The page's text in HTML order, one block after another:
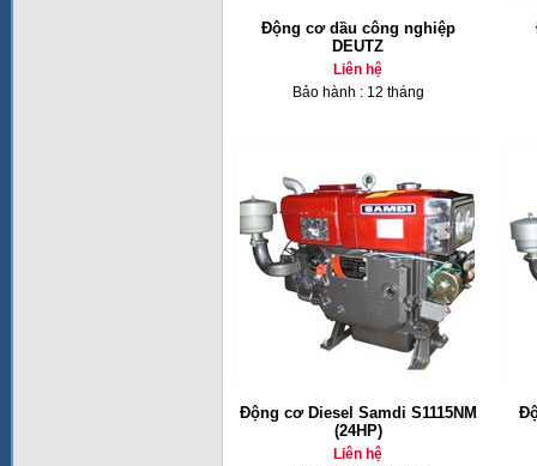
Động cơ dầu công nghiệp
DEUTZ
Liên hệ
Bảo hành : 12 tháng
Động cơ Diesel Samdi S1115NM
(24HP)
Liên hệ